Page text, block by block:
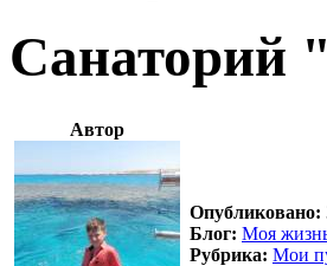
Санаторий
Автор
Опубликовано:
Блог: Моя
Рубрика: Мои